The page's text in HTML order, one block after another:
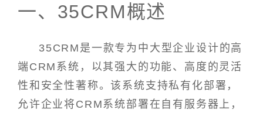
一、35CRM概述
35CRM是一款专为中大型企业设计的高
端CRM系统，以其强大的功能、高度的灵活
性和安全性著称。该系统支持私有化部署，
允许企业将CRM系统部署在自有服务器上，